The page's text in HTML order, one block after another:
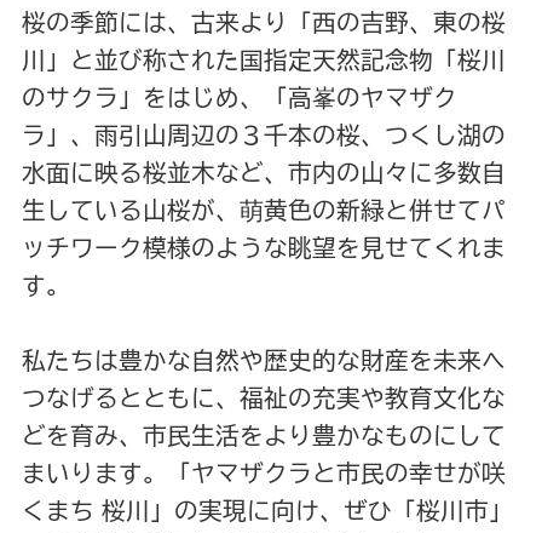
桜の季節には、古来より「西の吉野、東の桜
川」と並び称された国指定天然記念物「桜川
のサクラ」をはじめ、「高峯のヤマザク
ラ」、雨引山周辺の３千本の桜、つくし湖の
水面に映る桜並木など、市内の山々に多数自
生している山桜が、萌黄色の新緑と併せてパ
ッチワーク模様のような眺望を見せてくれま
す。
私たちは豊かな自然や歴史的な財産を未来へ
つなげるとともに、福祉の充実や教育文化な
どを育み、市民生活をより豊かなものにして
まいります。「ヤマザクラと市民の幸せが咲
くまち 桜川」の実現に向け、ぜひ「桜川市」